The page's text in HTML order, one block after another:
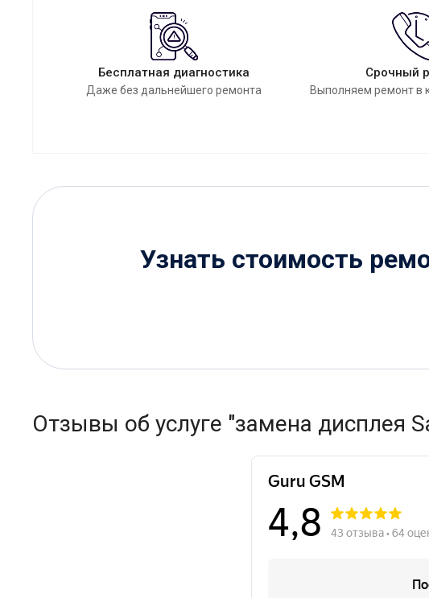
Бесплатная диагностика
Даже без дальнейшего ремонта
Срочный
Выполняем ремонт в
Узнать стоимость
Отзывы об услуге "замена дисплея